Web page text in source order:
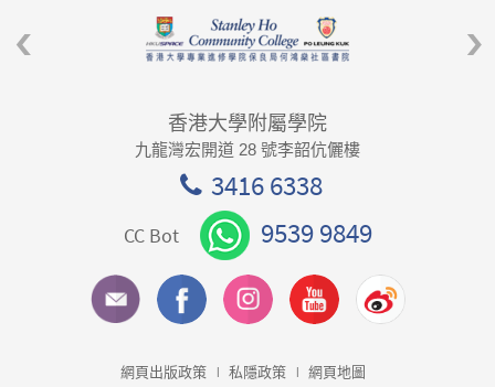
香港大學附屬學院
九龍灣宏開道 28 號李韶伉儷樓
3416 6338
CC Bot 9539 9849
網頁出版政策 私隱政策 網頁地圖